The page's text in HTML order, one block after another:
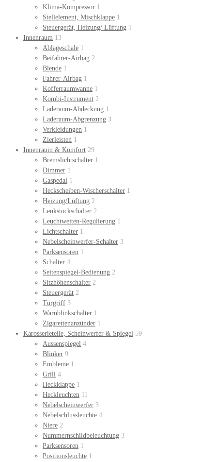
Klima-Kompressor 1
Stellelement, Mischklappe 1
Steuergerät, Heizung/ Lüftung 1
Innenraum 13
Ablageschale 1
Beifahrer-Airbag 2
Blende 1
Fahrer-Airbag 1
Kofferraumwanne 1
Kombi-Instrument 2
Laderaum-Abdeckung 1
Laderaum-Abgrenzung 3
Verkleidungen 1
Zierleisten 1
Innenraum & Komfort 29
Bremslichtschalter 1
Dimmer 1
Gaspedal 1
Heckscheiben-Wischerschalter 1
Heizung/Lüftung 2
Lenkstockschalter 2
Leuchtweiten-Regulierung 1
Lichtschalter 1
Nebelscheinwerfer-Schalter 3
Parksensoren 1
Schalter 4
Seitenspiegel-Bedienung 2
Sitzhöhenschalter 2
Steuergerät 2
Türgriff 3
Warnblinkschalter 1
Zigarettenanzünder 1
Karosserieteile, Scheinwerfer & Spiegel 59
Aussenspiegel 4
Blinker 9
Embleme 1
Grill 4
Heckklappe 1
Heckleuchten 11
Nebelscheinwerfer 3
Nebelschlussleuchte 4
Niere 2
Nummernschildbeleuchtung 3
Parksensoren 1
Positionsleuchte 1